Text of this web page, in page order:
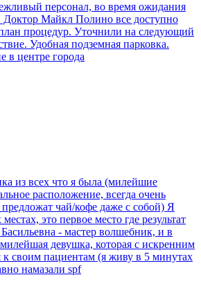
персонал, во время ожидания
Майкл Полино все доступно
процедур. Уточнили на следующий
Удобная подземная парковка.
в центре города
из всех что я была (милейшие
расположение, всегда очень
предложат чай/кофе даже с собой) Я
это первое место где результат
- мастер волшебник, и в
девушка, которая с искренним
своим пациентам (я живу в 5 минутах
намазали spf